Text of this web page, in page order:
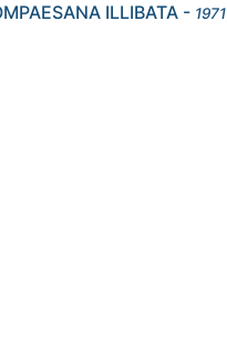
ILLIBATA - 1971